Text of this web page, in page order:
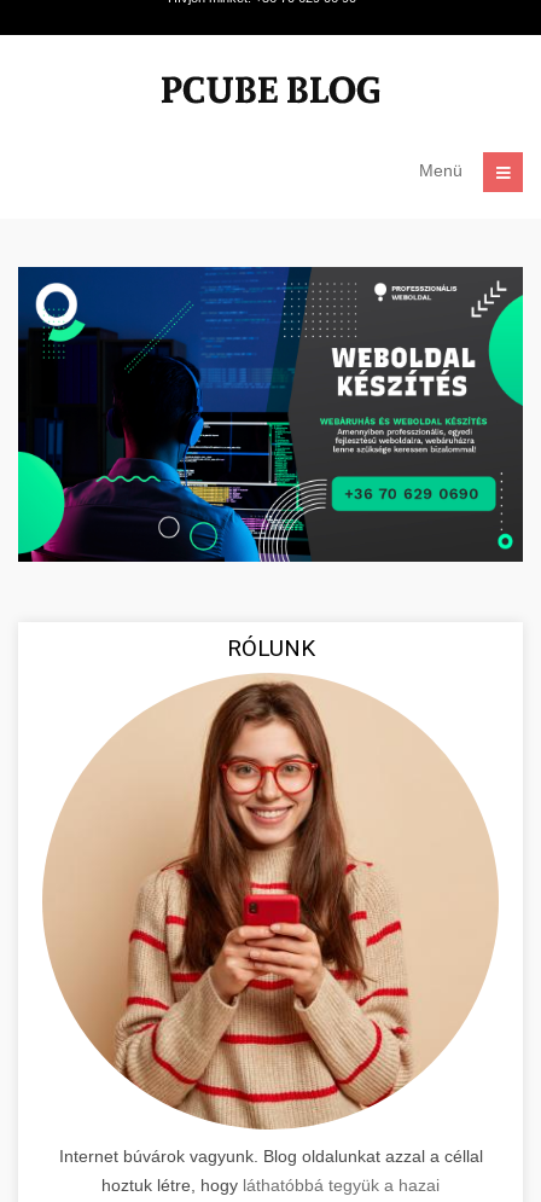
Menü
RÓLUNK
Internet búvárok vagyunk. Blog oldalunkat azzal a céllal
hoztuk létre, hogy láthatóbbá tegyük a hazai